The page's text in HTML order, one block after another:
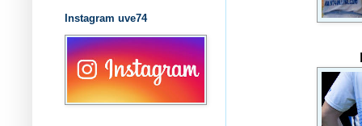
Instagram uve74